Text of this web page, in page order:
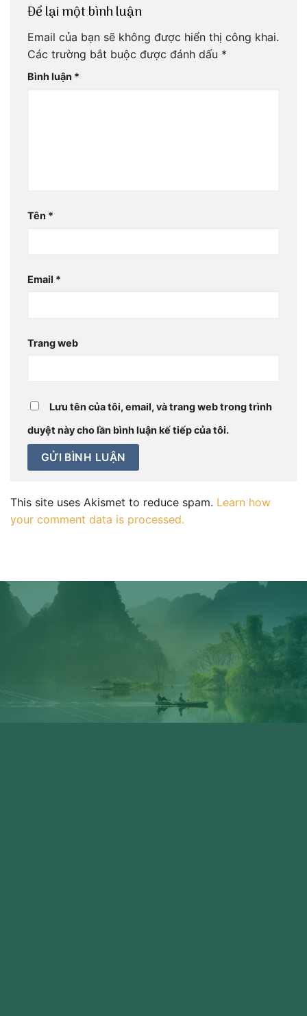
Để lại một bình luận
Email của bạn sẽ không được hiển thị công khai.
Các trường bắt buộc được đánh dấu *
Bình luận *
Tên *
Email *
Trang web
Lưu tên của tôi, email, và trang web trong trình
duyệt này cho lần bình luận kế tiếp của tôi.
This site uses Akismet to reduce spam. Learn how
your comment data is processed.